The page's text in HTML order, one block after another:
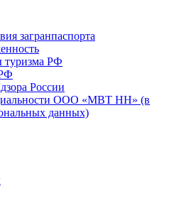
загранпаспорта
туризма РФ
России
ООО «МВТ НН» (в
данных)